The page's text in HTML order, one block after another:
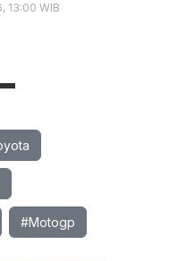
13:00 WIB
#Motogp